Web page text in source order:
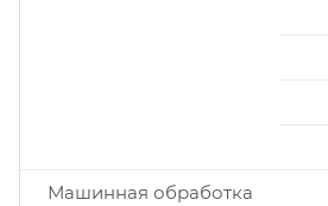
Машинная обработка